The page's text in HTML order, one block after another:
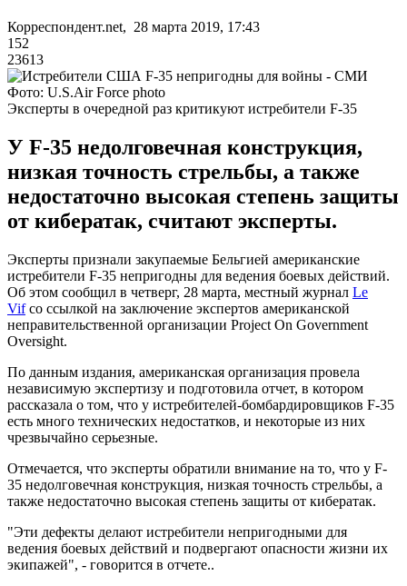
Корреспондент.net, 28 марта 2019, 17:43
152
23613
Фото: U.S.Air Force photo
Эксперты в очередной раз критикуют истребители F-35
У F-35 недолговечная конструкция,
низкая точность стрельбы, а также
недостаточно высокая степень защиты
от кибератак, считают эксперты.
Эксперты признали закупаемые Бельгией американские
истребители F-35 непригодны для ведения боевых действий.
Об этом сообщил в четверг, 28 марта, местный журнал Le
Vifсо ссылкой на заключение экспертов американской
неправительственной организации Project On Government
Oversight.
По данным издания, американская организация провела
независимую экспертизу и подготовила отчет, в котором
рассказала о том, что у истребителей-бомбардировщиков F-35
есть много технических недостатков, и некоторые из них
чрезвычайно серьезные.
Отмечается, что эксперты обратили внимание на то, что у F-
35 недолговечная конструкция, низкая точность стрельбы, а
также недостаточно высокая степень защиты от кибератак.
"Эти дефекты делают истребители непригодными для
ведения боевых действий и подвергают опасности жизни их
экипажей", - говорится в отчете..